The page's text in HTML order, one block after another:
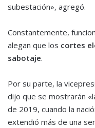
subestación», agregó.
Constantemente,
alegan que los cortes
sabotaje.
Por su parte, la
dijo que se mostrarán
de 2019, cuando la
extendió más de una